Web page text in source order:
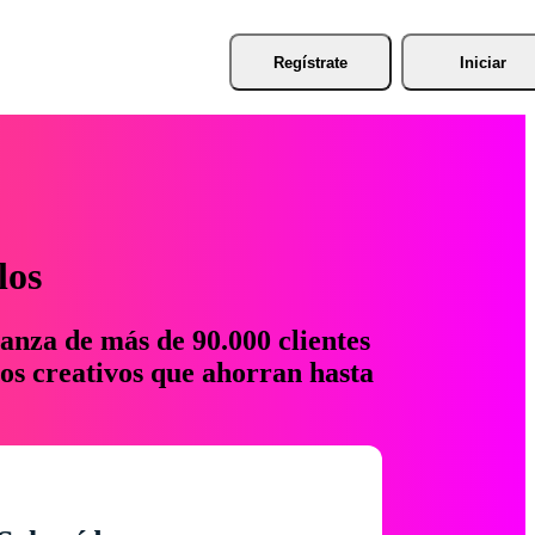
Regístrate Iniciar
de más de 90.000 clientes
creativos que ahorran hasta